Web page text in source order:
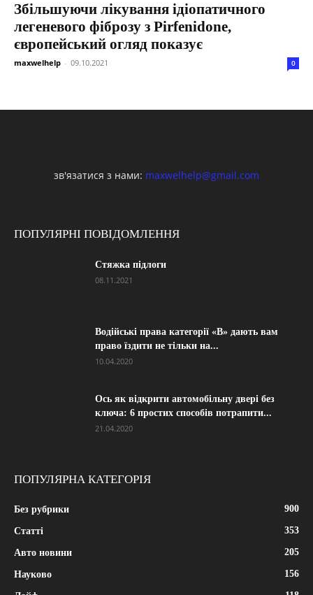
Збільшуючи лікування ідіопатичного
легеневого фіброзу з Pirfenidone,
європейський огляд показує
maxwelhelp - 09.10.2021 0
зв'язатися з нами: maxwelhelp@gmail.com
ПОПУЛЯРНІ ПОВІДОМЛЕННЯ
Стяжка підлоги
08.11.2021
Водійські права категорії «B» дають вам
право їздити не тільки на...
10.04.2020
Ось як відкрити автомобільну двері без
ключа: 6 простих способів потрапити...
21.04.2020
ПОПУЛЯРНА КАТЕГОРІЯ
Без рубрики 900
Статті 353
Авто новини 205
Науково 156